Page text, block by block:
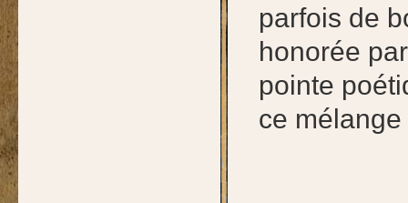
parfois de
honorée
pointe
ce